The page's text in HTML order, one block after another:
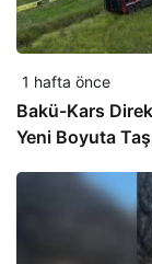
1 hafta önce
Bakü-Kars
Yeni Boyuta